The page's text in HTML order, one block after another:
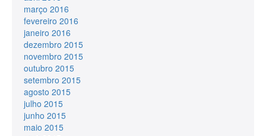
março 2016
fevereiro 2016
janeiro 2016
dezembro 2015
novembro 2015
outubro 2015
setembro 2015
agosto 2015
julho 2015
junho 2015
maio 2015